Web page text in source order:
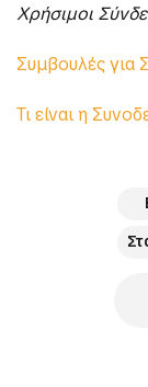
Χρήσιμοι
Συμβουλές για
Τι είναι η